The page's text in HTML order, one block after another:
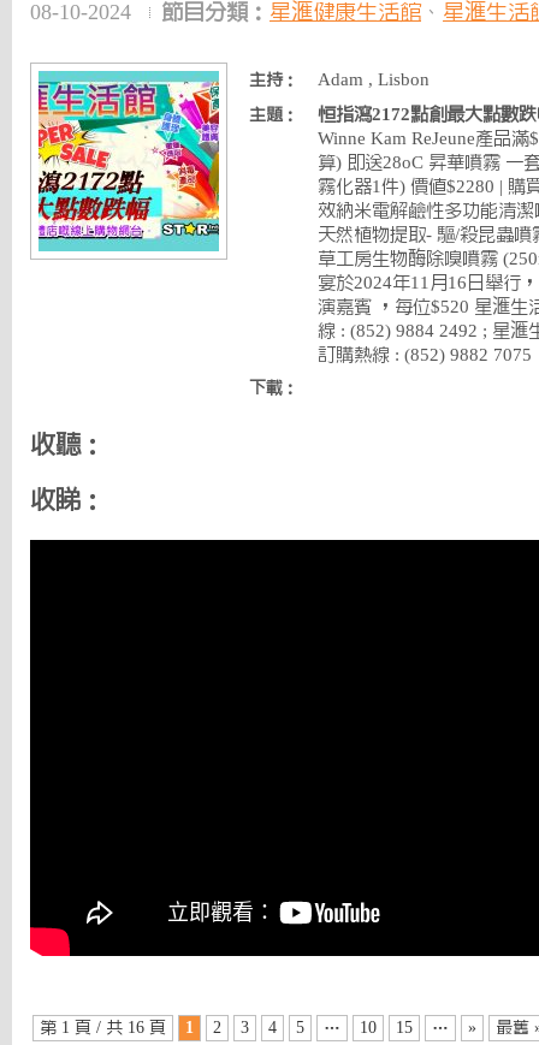
08-10-2024 節目分類： 星滙健康生活館、 星滙生活
主持： Adam , Lisbon
主題：
恒指瀉2172點創最大點數
Winne Kam ReJeune產品
算) 即送28oC 昇華噴霧 一
霧化器1件) 價值$2280 | 購
效納米電解鹼性多功能清
天然植物提取- 驅/殺昆蟲
草工房生物酶除嗅噴霧
宴於2024年11月16日舉行
演嘉賓 ，每位$520 星滙生
線 : (852) 9884 2492 ; 星滙
訂購熱線 : (852) 9882 7075
下載：
收聽：
收睇：
第 1 頁 / 共 16 頁 1 2 3 4 5 … 10 15 … » 最舊